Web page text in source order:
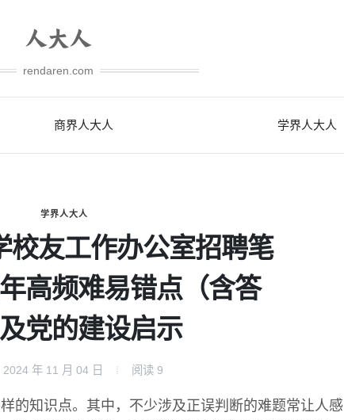
rendaren.com
商界人大人 学界人大人
学界人大人
校友工作办公室招聘笔
高频难易错点（含答
党的建设启示
2024 年 11 月 04 日 阅读 9
的知识点。其中，不少涉及正误判断的难题常让人感